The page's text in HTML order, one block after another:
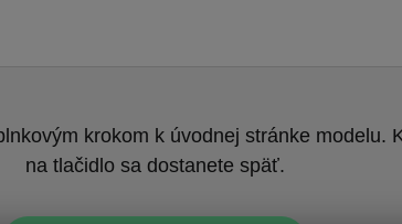
krokom k úvodnej stránke modelu.
na tlačidlo sa dostanete späť.